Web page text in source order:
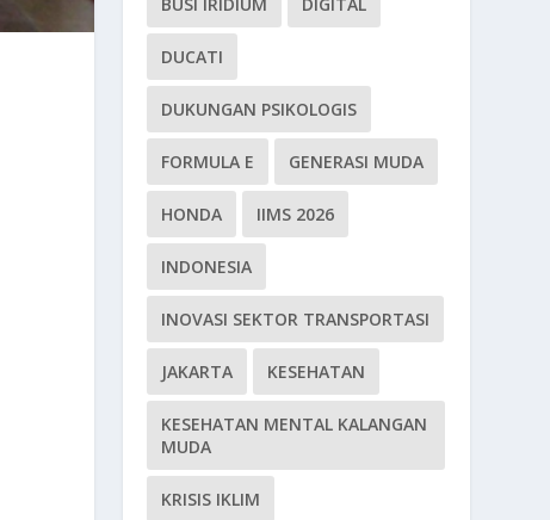
DUCATI
DUKUNGAN PSIKOLOGIS
FORMULA E GENERASI MUDA
HONDA IIMS 2026
INDONESIA
INOVASI SEKTOR TRANSPORTASI
JAKARTA KESEHATAN
KESEHATAN MENTAL KALANGAN
MUDA
KRISIS IKLIM